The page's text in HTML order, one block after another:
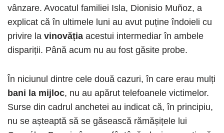
vânzare. Avocatul familiei Isla, Dionisio Muñoz, a
explicat că în ultimele luni au avut puține îndoieli cu
privire la vinovăția acestui intermediar în ambele
dispariții. Până acum nu au fost găsite probe.
În niciunul dintre cele două cazuri, în care erau mulți
bani la mijloc, nu au apărut telefoanele victimelor.
Surse din cadrul anchetei au indicat că, în principiu,
nu se așteaptă să se găsească rămășițele lui